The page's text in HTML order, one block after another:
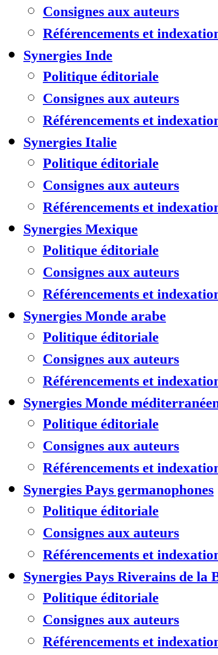
Consignes aux auteurs
Référencements et
Synergies Inde
Politique éditoriale
Consignes aux auteurs
Référencements et
Synergies Italie
Politique éditoriale
Consignes aux auteurs
Référencements et
Synergies Mexique
Politique éditoriale
Consignes aux auteurs
Référencements et
Synergies Monde arabe
Politique éditoriale
Consignes aux auteurs
Référencements et
Synergies Monde
Politique éditoriale
Consignes aux auteurs
Référencements et
Synergies Pays germanophones
Politique éditoriale
Consignes aux auteurs
Référencements et
Synergies Pays Riverains de la
Politique éditoriale
Consignes aux auteurs
Référencements et